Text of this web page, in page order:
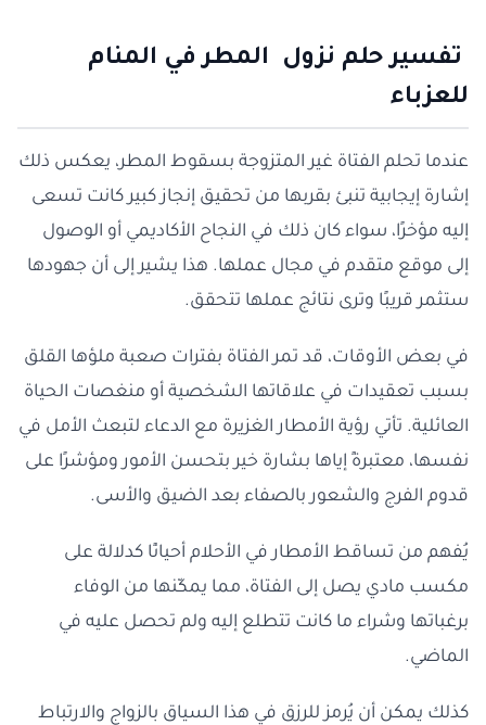
تفسير حلم نزول المطر في المنام
للعزباء
عندما تحلم الفتاة غير المتزوجة بسقوط المطر، يعكس ذلك
إشارة إيجابية تنبئ بقربها من تحقيق إنجاز كبير كانت تسعى
إليه مؤخرًا، سواء كان ذلك في النجاح الأكاديمي أو الوصول
إلى موقع متقدم في مجال عملها. هذا يشير إلى أن جهودها
ستثمر قريبًا وترى نتائج عملها تتحقق.
في بعض الأوقات، قد تمر الفتاة بفترات صعبة ملؤها القلق
بسبب تعقيدات في علاقاتها الشخصية أو منغصات الحياة
العائلية. تأتي رؤية الأمطار الغزيرة مع الدعاء لتبعث الأمل في
نفسها، معتبرةً إياها بشارة خير بتحسن الأمور ومؤشرًا على
قدوم الفرج والشعور بالصفاء بعد الضيق والأسى.
يُفهم من تساقط الأمطار في الأحلام أحيانًا كدلالة على
مكسب مادي يصل إلى الفتاة، مما يمكّنها من الوفاء
برغباتها وشراء ما كانت تتطلع إليه ولم تحصل عليه في
الماضي.
كذلك يمكن أن يُرمز للرزق في هذا السياق بالزواج والارتباط